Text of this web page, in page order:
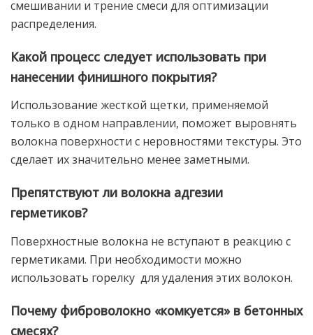
смешивании и трение смеси для оптимизации
распределения.
Какой процесс следует использовать при
нанесении финишного покрытия?
Использование жесткой щетки, применяемой
только в одном направлении, поможет выровнять
волокна поверхности с неровностями текстуры. Это
сделает их значительно менее заметными.
Препятствуют ли волокна адгезии
герметиков?
Поверхностные волокна не вступают в реакцию с
герметиками. При необходимости можно
использовать горелку для удаления этих волокон.
Почему фиброволокно «комкуется» в бетонных
смесях?